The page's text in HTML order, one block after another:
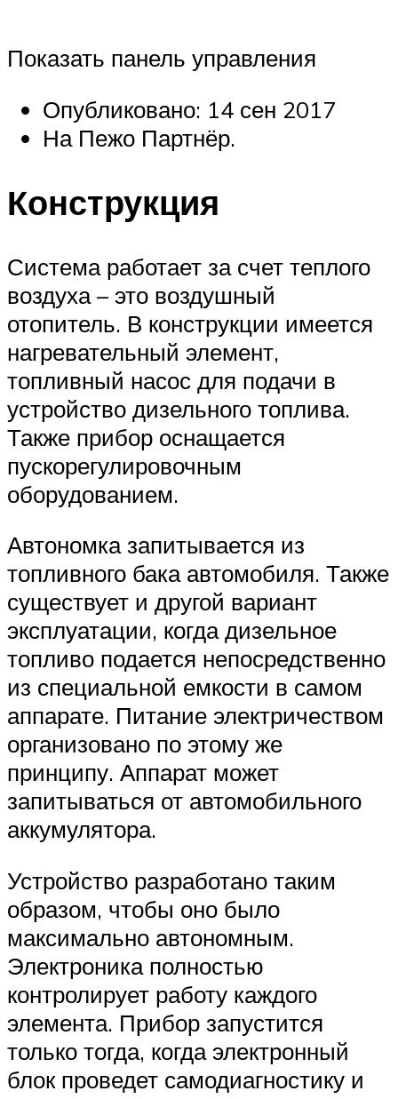
Показать панель управления
Опубликовано: 14 сен 2017
На Пежо Партнёр.
Конструкция
Система работает за счет теплого
воздуха – это воздушный
отопитель. В конструкции имеется
нагревательный элемент,
топливный насос для подачи в
устройство дизельного топлива.
Также прибор оснащается
пускорегулировочным
оборудованием.
Автономка запитывается из
топливного бака автомобиля. Также
существует и другой вариант
эксплуатации, когда дизельное
топливо подается непосредственно
из специальной емкости в самом
аппарате. Питание электричеством
организовано по этому же
принципу. Аппарат может
запитываться от автомобильного
аккумулятора.
Устройство разработано таким
образом, чтобы оно было
максимально автономным.
Электроника полностью
контролирует работу каждого
элемента. Прибор запустится
только тогда, когда электронный
блок проведет самодиагностику и